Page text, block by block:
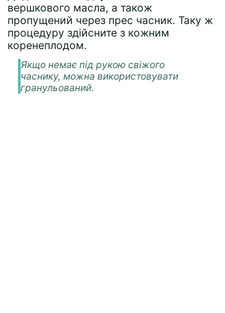
вершкового масла, а також
пропущений через прес часник. Таку ж
процедуру здійсните з кожним
коренеплодом.
Якщо немає під рукою свіжого
часнику, можна використовувати
гранульований.